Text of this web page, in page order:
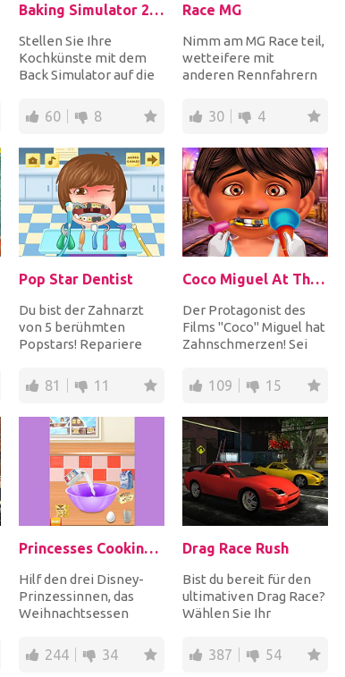
Baking Simulator 2014
Stellen Sie Ihre
Kochkünste mit dem
Back Simulator auf die
eigenes Brot. Misch...
60 8
Race MG
Nimm am MG Race teil,
wetteifere mit
anderen Rennfahrern
Trophy Championship.
Wäh...
30 4
Pop Star Dentist
Du bist der Zahnarzt
von 5 berühmten
Popstars! Repariere
und kranke Zähne mit
d...
81 11
Coco Miguel At The Dentist
Der Protagonist des
Films "Coco" Miguel hat
Zahnschmerzen! Sei
wieder gesund zu...
109 15
Princesses Cooking Christmas Dinner
Hilf den drei Disney-
Prinzessinnen, das
Weihnachtsessen
Gefrorene Prinzessin
Elsa ber...
244 34
Drag Race Rush
Bist du bereit für den
ultimativen Drag Race?
Wählen Sie Ihr
starten Sie das Drag...
387 54